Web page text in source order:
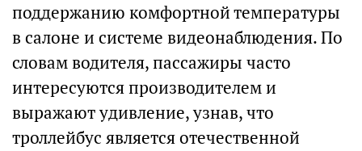
поддержанию комфортной температуры
в салоне и системе видеонаблюдения. По
словам водителя, пассажиры часто
интересуются производителем и
выражают удивление, узнав, что
троллейбус является отечественной